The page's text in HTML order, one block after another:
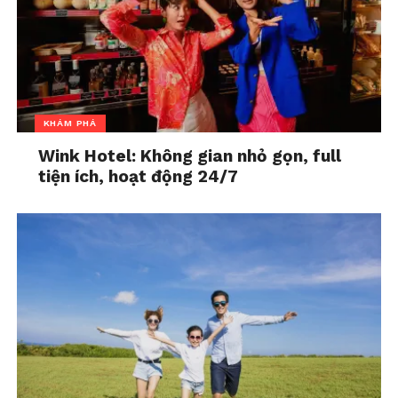
5. Hưởng thụ thời gian cho sở
Dành thời gian cho những hoạt động mà bạn yêu
thích như đọc sách, nghe nhạc, hoặc làm vườn.
Những hoạt động này giúp giảm căng thẳng và
mang lại niềm vui.
KHÁM PHÁ
Wink Hotel: Không gian nhỏ gọn, full
tiện ích, hoạt động 24/7